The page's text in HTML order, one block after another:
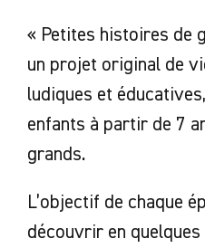
« Petites histoires de
un projet original de
ludiques et
enfants à partir de 7
grands.
L’objectif de chaque
découvrir en